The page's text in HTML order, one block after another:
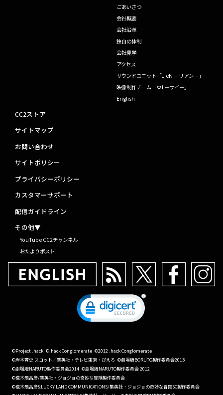
ごあいさつ
会社概要
会社沿革
独自の体制
会社見学
アクセス
サウンドユニット「LieN －リアン－」
映像制作チーム「sai －サイ－」
English
CC2ストア
サイトマップ
お問い合わせ
サイトポリシー
プライバシーポリシー
カスタマーサポート
配信ガイドライン
その他▼
YouTube CC2チャンネル
おたよりポスト
©Project .hack ©.hack Conglomerate ©2012 .hack Conglomerate
©岸本斉史 スコット／集英社・テレビ東京・ぴえろ ©劇場版BORUTO製作委員会2015
©劇場版NARUTO製作委員会2014 ©劇場版NARUTO製作委員会 2012
©荒木飛呂彦/集英社・ジョジョの奇妙な冒険製作委員会
©荒木飛呂彦&LUCKY LAND COMMUNICATIONS/集英社・ジョジョの奇妙な冒険SC製作委員会